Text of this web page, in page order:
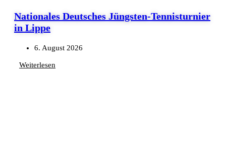
Nationales Deutsches Jüngsten-Tennisturnier
in Lippe
6. August 2026
Weiterlesen